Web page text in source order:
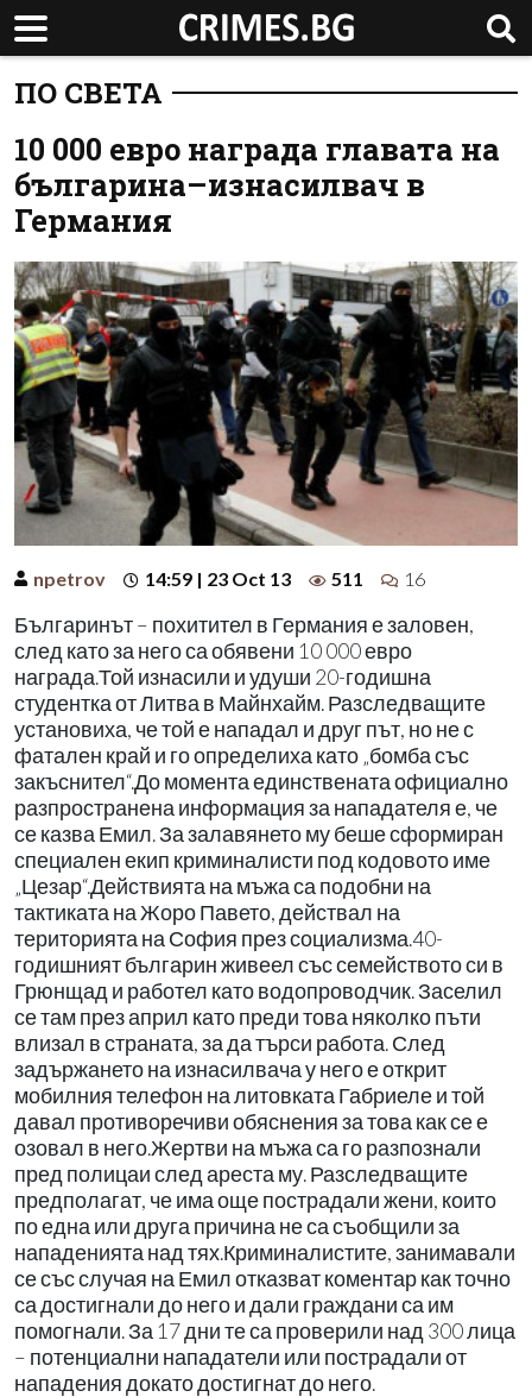
ПО СВЕТА
10 000 евро награда главата на
българина–изнасилвач в
Германия
npetrov 14:59 | 23 Oct 13 511 16
Българинът – похитител в Германия е заловен,
след като за него са обявени 10 000 евро
награда.Той изнасили и удуши 20-годишна
студентка от Литва в Майнхайм. Разследващите
установиха, че той е нападал и друг път, но не с
фатален край и го определиха като „бомба със
закъснител“.До момента единствената официално
разпространена информация за нападателя е, че
се казва Емил. За залавянето му беше сформиран
специален екип криминалисти под кодовото име
„Цезар“.Действията на мъжа са подобни на
тактиката на Жоро Павето, действал на
територията на София през социализма.40-
годишният българин живеел със семейството си в
Грюнщад и работел като водопроводчик. Заселил
се там през април като преди това няколко пъти
влизал в страната, за да търси работа. След
задържането на изнасилвача у него е открит
мобилния телефон на литовката Габриеле и той
давал противоречиви обяснения за това как се е
озовал в него.Жертви на мъжа са го разпознали
пред полицаи след ареста му. Разследващите
предполагат, че има още пострадали жени, които
по една или друга причина не са съобщили за
нападенията над тях.Криминалистите, занимавали
се със случая на Емил отказват коментар как точно
са достигнали до него и дали граждани са им
помогнали. За 17 дни те са проверили над 300 лица
– потенциални нападатели или пострадали от
нападения докато достигнат до него.